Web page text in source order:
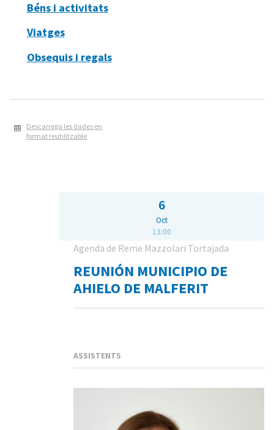
Béns i activitats
Viatges
Obsequis i regals
Descarrega les dades en
format reutilitzable
6
Oct
13:00
Agenda de Reme Mazzolari Tortajada
REUNIÓN MUNICIPIO DE
AHIELO DE MALFERIT
ASSISTENTS